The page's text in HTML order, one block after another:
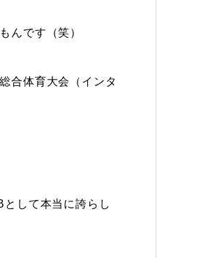
んです（笑）
合体育大会（インタ
して本当に誇らし